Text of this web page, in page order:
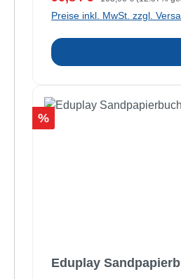
Preise inkl. MwSt. zzgl.
Rabatt
%
Eduplay